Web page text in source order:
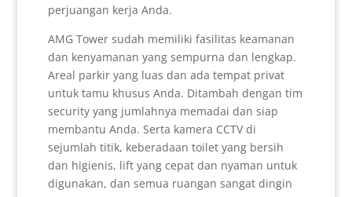
perjuangan kerja Anda.
AMG Tower sudah memiliki fasilitas keamanan
dan kenyamanan yang sempurna dan lengkap.
Areal parkir yang luas dan ada tempat privat
untuk tamu khusus Anda. Ditambah dengan tim
security yang jumlahnya memadai dan siap
membantu Anda. Serta kamera CCTV di
sejumlah titik, keberadaan toilet yang bersih
dan higienis, lift yang cepat dan nyaman untuk
digunakan, dan semua ruangan sangat dingin